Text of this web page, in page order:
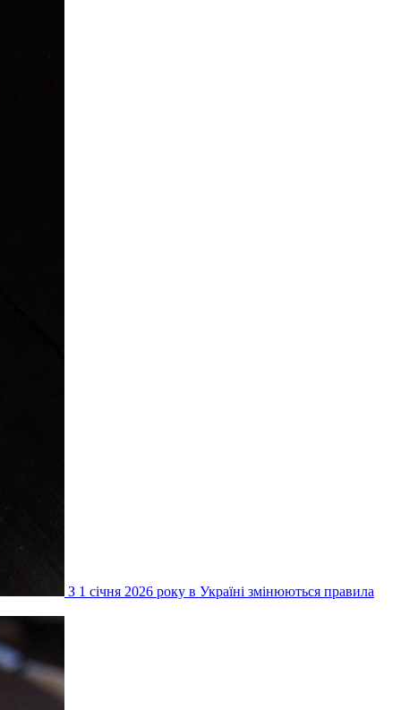
З 1 січня 2026 року в Україні змінюються правила